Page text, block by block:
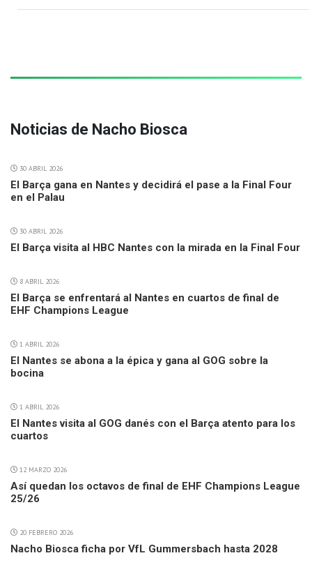
Noticias de Nacho Biosca
30 ABRIL 2026
El Barça gana en Nantes y decidirá el pase a la Final Four
en el Palau
30 ABRIL 2026
El Barça visita al HBC Nantes con la mirada en la Final Four
8 ABRIL 2026
El Barça se enfrentará al Nantes en cuartos de final de
EHF Champions League
1 ABRIL 2026
El Nantes se abona a la épica y gana al GOG sobre la
bocina
1 ABRIL 2026
El Nantes visita al GOG danés con el Barça atento para los
cuartos
12 MARZO 2026
Así quedan los octavos de final de EHF Champions League
25/26
20 FEBRERO 2026
Nacho Biosca ficha por VfL Gummersbach hasta 2028